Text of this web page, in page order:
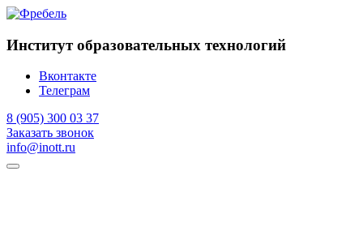
Институт образовательных технологий
Вконтакте
Телеграм
8 (905) 300 03 37
Заказать звонок
info@inott.ru